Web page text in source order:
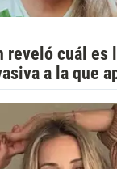
reveló cuál es
a la que